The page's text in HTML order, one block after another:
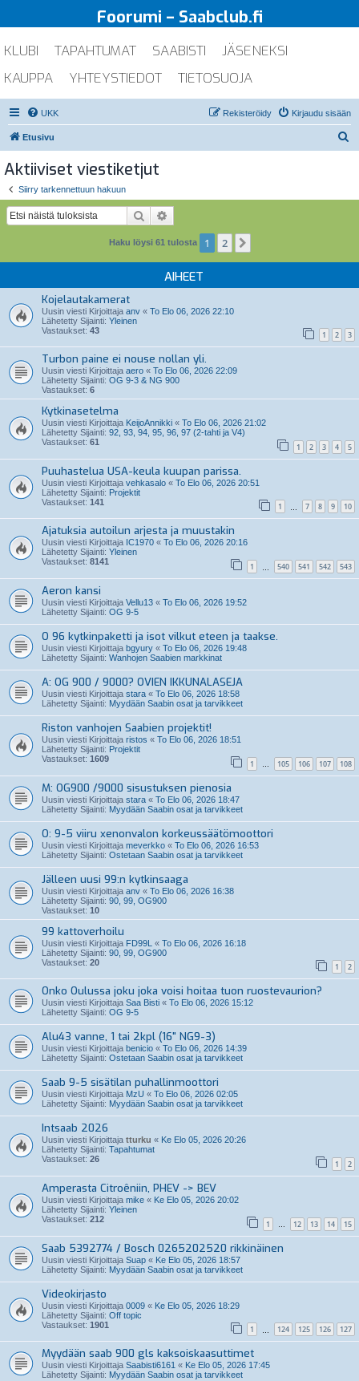
Foorumi – Saabclub.fi
KLUBI TAPAHTUMAT SAABISTI
JÄSENEKSI
KAUPPA
YHTEYSTIEDOT TIETOSUOJA
UKK Kirjaudu sisään
Rekisteröidy
Etusivu
Aktiiviset viestiketjut
Siirry tarkennettuun hakuun
Etsi
Haku löysi 61 tulosta 1 2
AIHEET
Kojelautakamerat
Uusin viesti Kirjoittaja anv « To Elo 06, 2026 22:10
Lähetetty Sijainti: Yleinen
Vastaukset: 43 1 2 3
Turbon paine ei nouse nollan yli.
Uusin viesti Kirjoittaja aero « To Elo 06, 2026 22:09
Lähetetty Sijainti: OG 9-3 & NG 900
Vastaukset: 6
Kytkinasetelma
Uusin viesti Kirjoittaja KeijoAnnikki « To Elo 06, 2026 21:02
Lähetetty Sijainti: 92, 93, 94, 95, 96, 97 (2-tahti ja V4)
Vastaukset: 61 1 2 3 4 5
Puuhastelua USA-keula kuupan parissa.
Uusin viesti Kirjoittaja vehkasalo « To Elo 06, 2026 20:51
Lähetetty Sijainti: Projektit
Vastaukset: 141 1 7 8 9 10
Ajatuksia autoilun arjesta ja muustakin
Uusin viesti Kirjoittaja IC1970 « To Elo 06, 2026 20:16
Lähetetty Sijainti: Yleinen
Vastaukset: 8141 1 540 541 542 543
Aeron kansi
Uusin viesti Kirjoittaja Vellu13 « To Elo 06, 2026 19:52
Lähetetty Sijainti: OG 9-5
O 96 kytkinpaketti ja isot vilkut eteen ja taakse.
Uusin viesti Kirjoittaja bgyury « To Elo 06, 2026 19:48
Lähetetty Sijainti: Wanhojen Saabien markkinat
A: OG 900 / 9000? OVIEN IKKUNALASEJA
Uusin viesti Kirjoittaja stara « To Elo 06, 2026 18:58
Lähetetty Sijainti: Myydään Saabin osat ja tarvikkeet
Riston vanhojen Saabien projektit!
Uusin viesti Kirjoittaja ristos « To Elo 06, 2026 18:51
Lähetetty Sijainti: Projektit
Vastaukset: 1609 1 … 105 106 107 108
M: OG900 /9000 sisustuksen pienosia
Uusin viesti Kirjoittaja stara « To Elo 06, 2026 18:47
Lähetetty Sijainti: Myydään Saabin osat ja tarvikkeet
O: 9-5 viiru xenonvalon korkeussäätömoottori
Uusin viesti Kirjoittaja meverkko « To Elo 06, 2026 16:53
Lähetetty Sijainti: Ostetaan Saabin osat ja tarvikkeet
Jälleen uusi 99:n kytkinsaaga
Uusin viesti Kirjoittaja anv « To Elo 06, 2026 16:38
Lähetetty Sijainti: 90, 99, OG900
Vastaukset: 10
99 kattoverhoilu
Uusin viesti Kirjoittaja FD99L « To Elo 06, 2026 16:18
Lähetetty Sijainti: 90, 99, OG900
Vastaukset: 20 1 2
Onko Oulussa joku joka voisi hoitaa tuon ruostevaurion?
Uusin viesti Kirjoittaja Saa Bisti « To Elo 06, 2026 15:12
Lähetetty Sijainti: OG 9-5
Alu43 vanne, 1 tai 2kpl (16" NG9-3)
Uusin viesti Kirjoittaja benicio « To Elo 06, 2026 14:39
Lähetetty Sijainti: Ostetaan Saabin osat ja tarvikkeet
Saab 9-5 sisätilan puhallinmoottori
Uusin viesti Kirjoittaja MzU « To Elo 06, 2026 02:05
Lähetetty Sijainti: Myydään Saabin osat ja tarvikkeet
Intsaab 2026
Uusin viesti Kirjoittaja tturku « Ke Elo 05, 2026 20:26
Lähetetty Sijainti: Tapahtumat
Vastaukset: 26 1 2
Amperasta Citroêniin, PHEV -> BEV
Uusin viesti Kirjoittaja mike « Ke Elo 05, 2026 20:02
Lähetetty Sijainti: Yleinen
Vastaukset: 212 1 … 12 13 14 15
Saab 5392774 / Bosch 0265202520 rikkinäinen
Uusin viesti Kirjoittaja Suap « Ke Elo 05, 2026 18:57
Lähetetty Sijainti: Myydään Saabin osat ja tarvikkeet
Videokirjasto
Uusin viesti Kirjoittaja 0009 « Ke Elo 05, 2026 18:29
Lähetetty Sijainti: Off topic
Vastaukset: 1901 1 124 125 126 127
Myydään saab 900 gls kaksoiskaasuttimet
Uusin viesti Kirjoittaja Saabisti6161 « Ke Elo 05, 2026 17:45
Lähetetty Sijainti: Myydään Saabin osat ja tarvikkeet